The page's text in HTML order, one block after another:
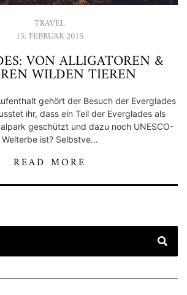
TRAVEL
15. FEBRUAR 2015
VON ALLIGATOREN &
WILDEN TIEREN
gehört der Besuch der Everglades
ihr, dass ein Teil der Everglades als
geschützt und dazu noch UNESCO-
Welterbe ist? Selbstve…
READ MORE